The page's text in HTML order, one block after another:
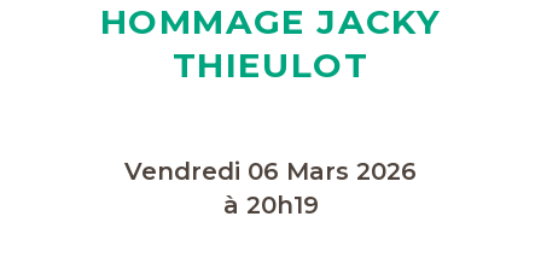
HOMMAGE JACKY
THIEULOT
Vendredi 06 Mars 2026
à 20h19